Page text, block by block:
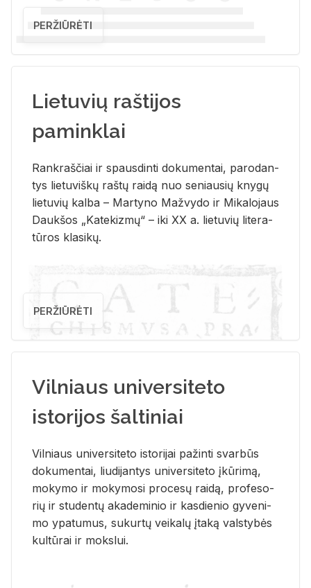
PERŽIŪRĖTI
Lietuvių raštijos
paminklai
Rank­raš­čiai ir spaus­din­ti do­ku­men­tai, pa­ro­dan­
tys lie­tu­viš­kų raš­tų rai­dą nuo se­niau­sių kny­gų
lie­tu­vių kal­ba – Mar­ty­no Ma­žvy­do ir Mi­ka­lo­jaus
Dauk­šos „Ka­te­kiz­mų“ – iki XX a. lie­tu­vių li­te­ra­
tū­ros kla­si­kų.
PERŽIŪRĖTI
Vilniaus universiteto
istorijos šaltiniai
Vil­niaus uni­ver­si­te­to is­to­ri­jai pa­žin­ti svar­būs
do­ku­men­tai, liu­di­jan­tys uni­ver­si­te­to įkū­ri­mą,
mo­ky­mo ir mo­ky­mo­si pro­ce­sų rai­dą, pro­fe­so­
rių ir stu­den­tų aka­de­mi­nio ir kas­die­nio gy­ve­ni­
mo ypa­tu­mus, su­kur­tų vei­ka­lų įta­ką vals­ty­bės
kul­tū­rai ir moks­lui.